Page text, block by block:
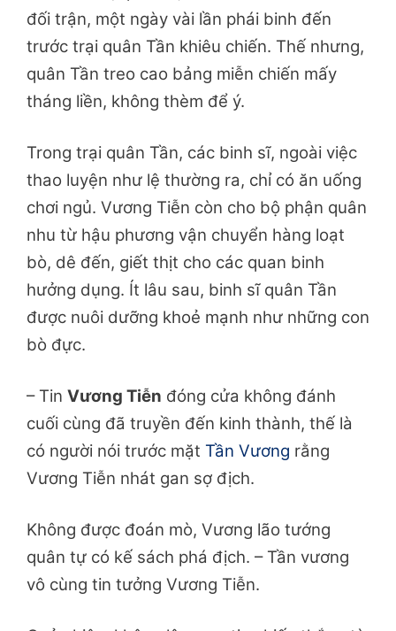
đối trận, một ngày vài lần phái binh đến
trước trại quân Tần khiêu chiến. Thế nhưng,
quân Tần treo cao bảng miễn chiến mấy
tháng liền, không thèm để ý.
Trong trại quân Tần, các binh sĩ, ngoài việc
thao luyện như lệ thường ra, chỉ có ăn uống
chơi ngủ. Vương Tiễn còn cho bộ phận quân
nhu từ hậu phương vận chuyển hàng loạt
bò, dê đến, giết thịt cho các quan binh
hưởng dụng. Ít lâu sau, binh sĩ quân Tần
được nuôi dưỡng khoẻ mạnh như những con
bò đực.
– Tin Vương Tiễn đóng cửa không đánh
cuối cùng đã truyền đến kinh thành, thế là
có người nói trước mặt Tần Vương rằng
Vương Tiễn nhát gan sợ địch.
Không được đoán mò, Vương lão tướng
quân tự có kế sách phá địch. – Tần vương
vô cùng tin tưởng Vương Tiễn.